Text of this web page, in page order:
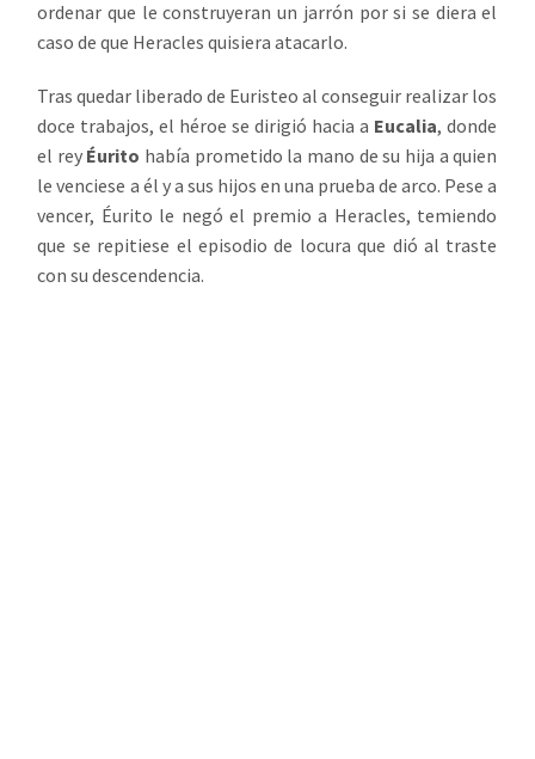
ordenar que le construyeran un jarrón por si se diera el
caso de que Heracles quisiera atacarlo.
Tras quedar liberado de Euristeo al conseguir realizar los
doce trabajos, el héroe se dirigió hacia a Eucalia, donde
el rey Éurito había prometido la mano de su hija a quien
le venciese a él y a sus hijos en una prueba de arco. Pese a
vencer, Éurito le negó el premio a Heracles, temiendo
que se repitiese el episodio de locura que dió al traste
con su descendencia.